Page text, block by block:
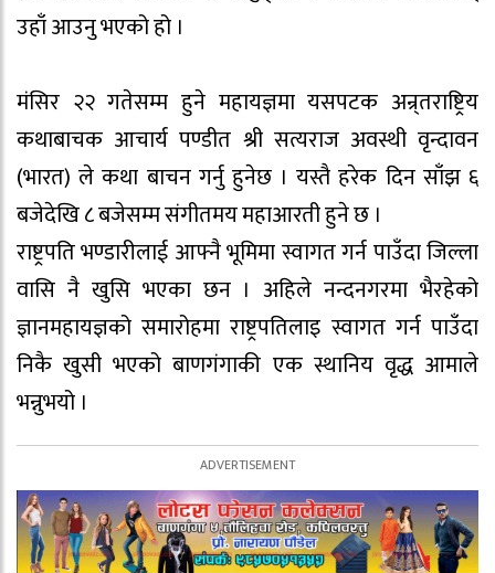
उहाँ आउनु भएको हो ।
मंसिर २२ गतेसम्म हुने महायज्ञमा यसपटक अन्र्तराष्ट्रिय
कथाबाचक आचार्य पण्डीत श्री सत्यराज अवस्थी वृन्दावन
(भारत) ले कथा बाचन गर्नु हुनेछ । यस्तै हरेक दिन साँझ ६
बजेदेखि ८ बजेसम्म संगीतमय महाआरती हुने छ ।
राष्ट्रपति भण्डारीलाई आफ्नै भूमिमा स्वागत गर्न पाउँदा जिल्ला
वासि नै खुसि भएका छन । अहिले नन्दनगरमा भैरहेको
ज्ञानमहायज्ञको समारोहमा राष्ट्रपतिलाइ स्वागत गर्न पाउँदा
निकै खुसी भएको बाणगंगाकी एक स्थानिय वृद्ध आमाले
भन्नुभयो ।